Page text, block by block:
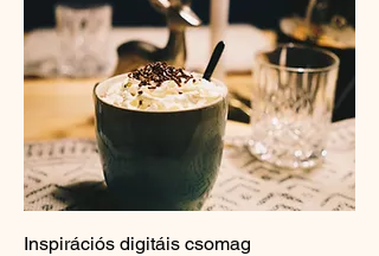
Inspirációs digitáis csomag